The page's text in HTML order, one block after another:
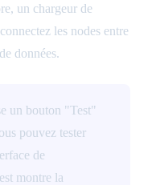
un chargeur de
les nodes entre
données.
un bouton "Test"
pouvez tester
de
montre la